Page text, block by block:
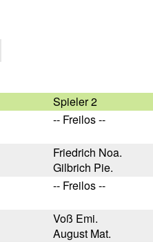
Spieler 2
-- Freilos --
Friedrich Noa.
Gilbrich Pie.
-- Freilos --
Voß Emi.
August Mat.